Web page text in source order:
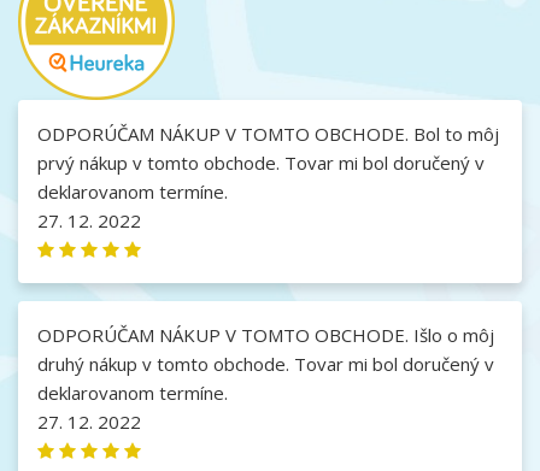
ODPORÚČAM NÁKUP V TOMTO OBCHODE. Bol to môj
prvý nákup v tomto obchode. Tovar mi bol doručený v
deklarovanom termíne.
27. 12. 2022
ODPORÚČAM NÁKUP V TOMTO OBCHODE. Išlo o môj
druhý nákup v tomto obchode. Tovar mi bol doručený v
deklarovanom termíne.
27. 12. 2022